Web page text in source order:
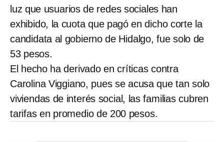
luz que usuarios de redes sociales han
exhibido, la cuota que pagó en dicho corte la
candidata al gobierno de Hidalgo, fue solo de
53 pesos.
El hecho ha derivado en críticas contra
Carolina Viggiano, pues se acusa que tan solo
viviendas de interés social, las familias cubren
tarifas en promedio de 200 pesos.